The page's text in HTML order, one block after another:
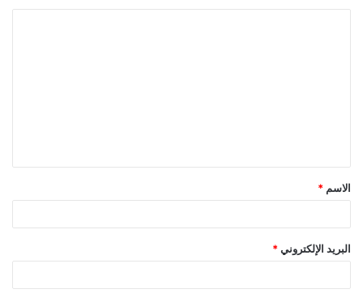
ق
*
الاسم *
البريد الإلكتروني *